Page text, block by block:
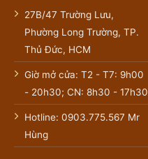
27B/47 Trường Lưu,
Phường Long Trường, TP.
Thủ Đức, HCM
Giờ mở cửa: T2 - T7: 9h00
- 20h30; CN: 8h30 - 17h30
Hotline: 0903.775.567 Mr
Hùng